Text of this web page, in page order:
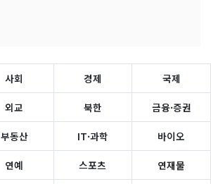
사회 경제 국제
외교 북한 금융·증권
부동산 IT·과학 바이오
연예 스포츠 연재물